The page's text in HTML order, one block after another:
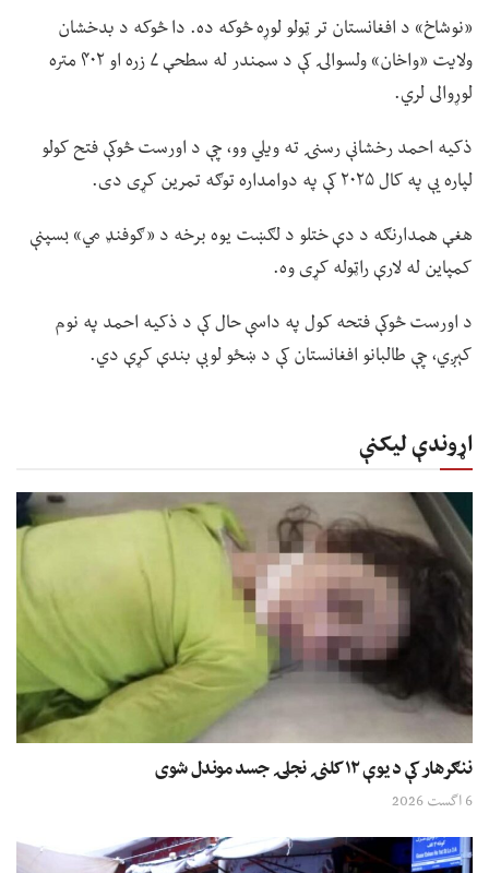
«نوشاخ» د افغانستان تر ټولو لوړه څوکه ده. دا څوکه د بدخشان
ولایت «واخان» ولسوالۍ کې د سمندر له سطحې ۷ زره او ۴۰۲ متره
لوړوالی لري.
ذکیه احمد رخشانې رسنۍ ته ویلي وو، چې د اورست څوکې فتح کولو
لپاره یې په کال ۲۰۲۵ کې په دوامداره توګه تمرین کړی دی.
هغې همدارنګه د دې ختلو د لګښت یوه برخه د «ګوفنډ مي» بسپنې
کمپاین له لارې راټوله کړی وه.
د اورست څوکې فتحه کول په داسې حال کې د ذکیه احمد په نوم
کېږي، چې طالبانو افغانستان کې د ښځو لوبې بندې کړې دي.
اړوندې لیکنې
ننګرهار کې د یوې ۱۲ کلنۍ نجلۍ جسد موندل شوی
6 اگست 2026